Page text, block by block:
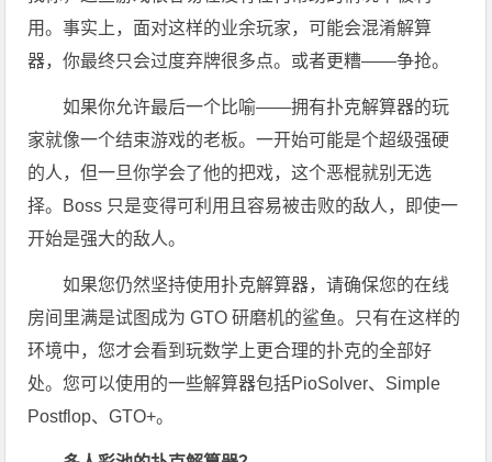
用。事实上，面对这样的业余玩家，可能会混淆解算
器，你最终只会过度弃牌很多点。或者更糟——争抢。
如果你允许最后一个比喻——拥有扑克解算器的玩
家就像一个结束游戏的老板。一开始可能是个超级强硬
的人，但一旦你学会了他的把戏，这个恶棍就别无选
择。Boss 只是变得可利用且容易被击败的敌人，即使一
开始是强大的敌人。
如果您仍然坚持使用扑克解算器，请确保您的在线
房间里满是试图成为 GTO 研磨机的鲨鱼。只有在这样的
环境中，您才会看到玩数学上更合理的扑克的全部好
处。您可以使用的一些解算器包括PioSolver、Simple
Postflop、GTO+。